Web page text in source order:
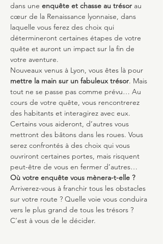
dans une enquête et chasse au trésor au
cœur de la Renaissance lyonnaise, dans
laquelle vous ferez des choix qui
détermineront certaines étapes de votre
quête et auront un impact sur la fin de
votre aventure.
Nouveaux venus à Lyon, vous êtes là pour
mettre la main sur un fabuleux trésor. Mais
tout ne se passe pas comme prévu… Au
cours de votre quête, vous rencontrerez
des habitants et interagirez avec eux.
Certains vous aideront, d’autres vous
mettront des bâtons dans les roues. Vous
serez confrontés à des choix qui vous
ouvriront certaines portes, mais risquent
peut-être de vous en fermer d’autres…
Où votre enquête vous mènera-t-elle ?
Arriverez-vous à franchir tous les obstacles
sur votre route ? Quelle voie vous conduira
vers le plus grand de tous les trésors ?
C’est à vous de le décider.